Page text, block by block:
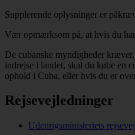
Supplerende oplysninger er
Vær opmærksom på, at hvis du
De cubanske myndigheder
indrejse i landet, skal du købe en
ophold i Cuba, eller hvis du er
Rejsevejledninger
Udenrigsministeriets